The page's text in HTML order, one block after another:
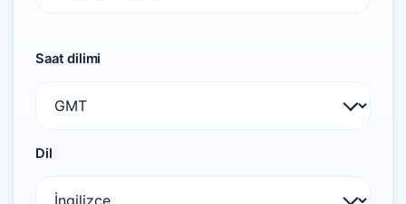
Saat dilimi
Dil